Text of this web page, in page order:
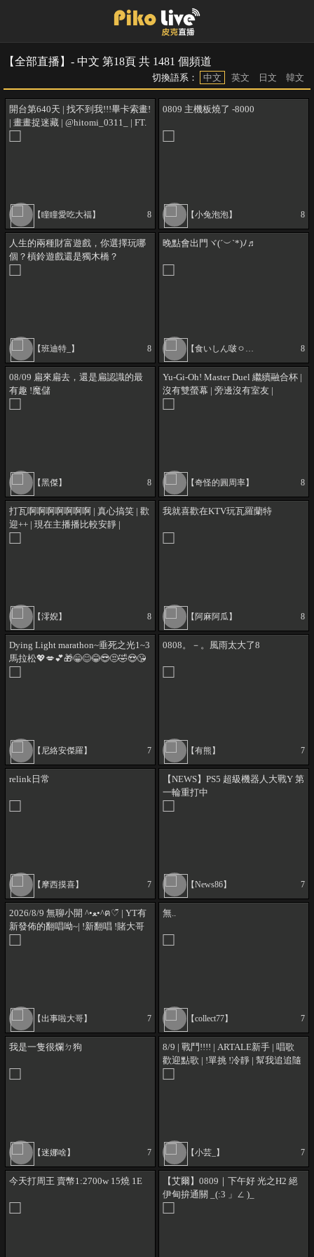
【全部直播】- 中文 第18頁 共 1481 個頻道
切換語系： 中文 英文 日文 韓文
開台第640天 | 找不到我!!!畢卡索畫!
| 畫畫捉迷藏 | @hitomi_0311_ | FT.
【瞳瞳愛吃大福】 8
0809 主機板燒了 -8000
【小兔泡泡】 8
人生的兩種財富遊戲，你選擇玩哪
個？槓鈴遊戲還是獨木橋？
【班迪特_】 8
晚點會出門ヾ(´︶`*)ﾉ♬
【食いしん啵ㅇㅅㅇ】 8
08/09 扁來扁去，還是扁認識的最
有趣 !魔儲
【黑傑】 8
Yu-Gi-Oh! Master Duel 繼續融合杯 |
沒有雙螢幕 | 旁邊沒有室友 |
【奇怪的圓周率】 8
打瓦啊啊啊啊啊啊啊 | 真心搞笑 | 歡
迎++ | 現在主播播比較安靜 |
【澪婗】 8
我就喜歡在KTV玩瓦羅蘭特
【阿麻阿瓜】 8
Dying Light marathon~垂死之光1~3
馬拉松💖💋💕🎁😁😊😂😎😒🤣😍😘
【尼絡安傑羅】 7
0808。－。風雨太大了8
【有熊】 7
relink日常
【摩西摸喜】 7
【NEWS】PS5 超級機器人大戰Y 第
一輪重打中
【News86】 7
2026/8/9 無聊小開 ^•ﻌ•^ฅ♡̆̈ | YT有
新發佈的翻唱呦~| !新翻唱 !賭大哥
【出事啦大哥】 7
無..
【collect77】 7
我是一隻很爛ㄉ狗
【迷娜啥】 7
8/9 | 戰鬥!!!! | ARTALE新手 | 唱歌
歡迎點歌 | !單挑 !冷靜 | 幫我追追隨
【小芸_】 7
今天打周王 賣幣1:2700w 15燒 1E
【艾爾】0809｜下午好 光之H2 絕
伊甸拚通關 _(:3 」∠ )_